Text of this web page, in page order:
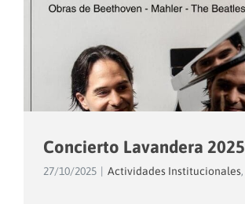
Concierto Lavandera 2025
27/10/2025 Actividades Institucionales,